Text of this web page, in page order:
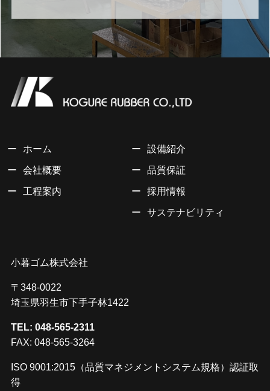
ホーム
会社概要
工程案内
設備紹介
品質保証
採用情報
サステナビリティ
小暮ゴム株式会社
〒348-0022
埼玉県羽生市下手子林1422
TEL: 048-565-2311
FAX: 048-565-3264
ISO 9001:2015（品質マネジメントシステム規格）認証取
得